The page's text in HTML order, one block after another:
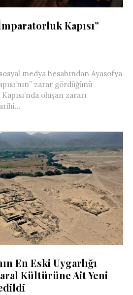
Kapısı”
medya hesabından Ayasofya
zarar gördüğünü
oluşan zararı
En Eski Uygarlığı
Kültürüne Ait Yeni